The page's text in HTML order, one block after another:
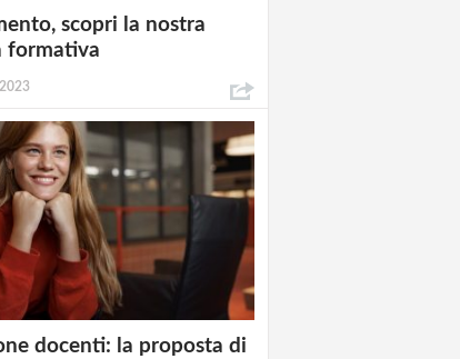
scopri la nostra
formativa
docenti: la proposta di